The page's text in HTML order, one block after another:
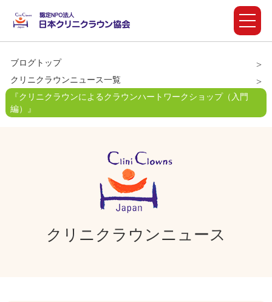
ブログトップ
クリニクラウンニュース一覧
『クリニクラウンによるクラウンハートワークショップ（入門
編）』
クリニクラウンニュース